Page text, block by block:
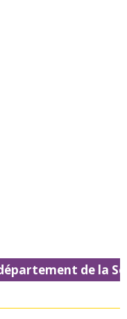
de la